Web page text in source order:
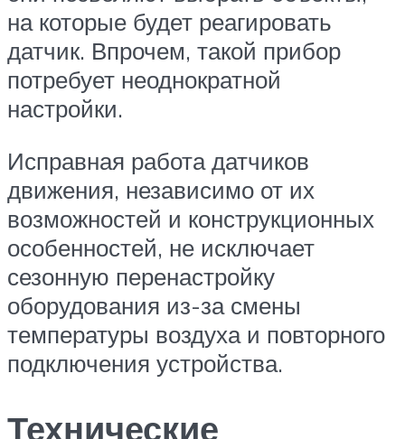
на которые будет реагировать
датчик. Впрочем, такой прибор
потребует неоднократной
настройки.
Исправная работа датчиков
движения, независимо от их
возможностей и конструкционных
особенностей, не исключает
сезонную перенастройку
оборудования из-за смены
температуры воздуха и повторного
подключения устройства.
Технические